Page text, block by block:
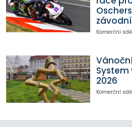
Komerční
System
2026
Komerční